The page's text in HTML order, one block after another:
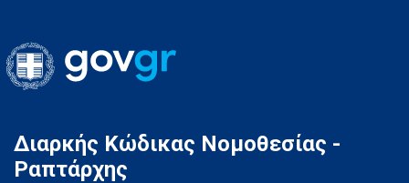
Gov.gr
Διαρκής Κώδικας Νομοθεσίας -
Ραπτάρχης